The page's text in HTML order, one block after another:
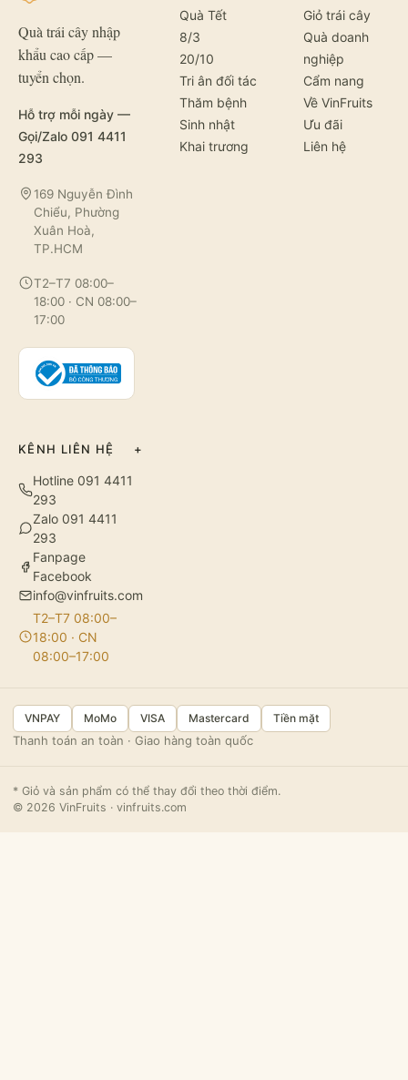
Quà trái cây nhập
khẩu cao cấp —
tuyển chọn.
Hỗ trợ mỗi ngày —
Gọi/Zalo 091 4411
293
169 Nguyễn Đình
Chiểu, Phường
Xuân Hoà,
TP.HCM
T2–T7 08:00–
18:00 · CN 08:00–
17:00
Quà Tết
8/3
20/10
Tri ân đối tác
Thăm bệnh
Sinh nhật
Khai trương
Giỏ trái cây
Quà doanh
nghiệp
Cẩm nang
Về VinFruits
Ưu đãi
Liên hệ
KÊNH LIÊN HỆ +
Hotline 091 4411
293
Zalo 091 4411
293
Fanpage
Facebook
info@vinfruits.com
T2–T7 08:00–
18:00 · CN
08:00–17:00
VNPAY MoMo VISA Mastercard Tiền mặt
Thanh toán an toàn · Giao hàng toàn quốc
* Giỏ và sản phẩm có thể thay đổi theo thời điểm.
© 2026 VinFruits · vinfruits.com